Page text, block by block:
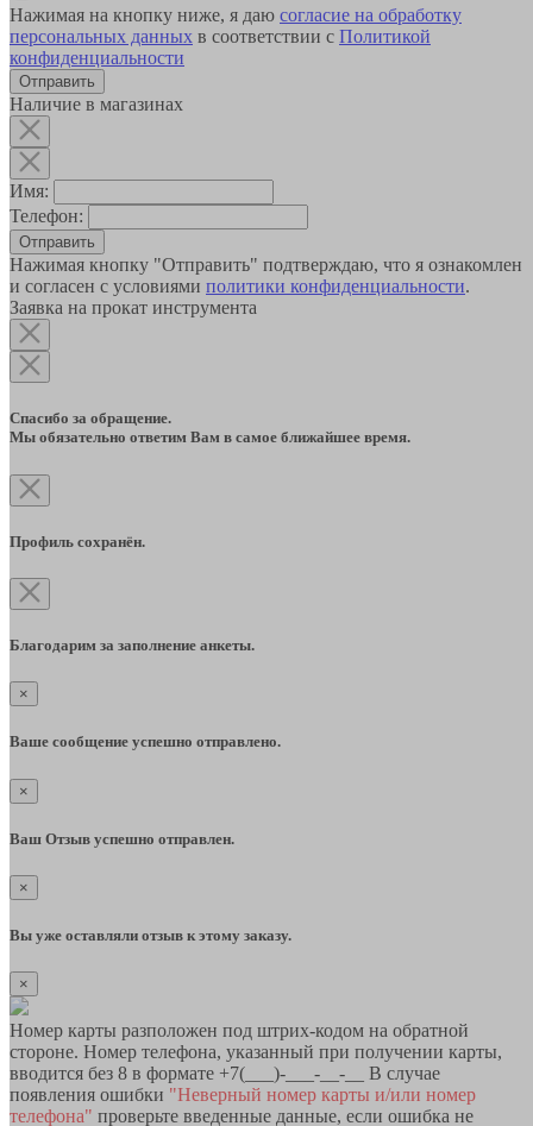
Нажимая на кнопку ниже, я даю согласие на обработку
персональных данных в соответствии с Политикой
конфиденциальности
Наличие в магазинах
Имя:
Телефон:
Отправить
Нажимая кнопку "Отправить" подтверждаю, что я ознакомлен
и согласен с условиями политики конфиденциальности.
Заявка на прокат инструмента
Спасибо за обращение.
Мы обязательно ответим Вам в самое ближайшее время.
Профиль сохранён.
Благодарим за заполнение анкеты.
×
Ваше сообщение успешно отправлено.
×
Ваш Отзыв успешно отправлен.
×
Вы уже оставляли отзыв к этому заказу.
×
Номер карты разположен под штрих-кодом на обратной
стороне. Номер телефона, указанный при получении карты,
вводится без 8 в формате +7(___)-___-__-__ В случае
появления ошибки "Неверный номер карты и/или номер
телефона" проверьте введенные данные, если ошибка не